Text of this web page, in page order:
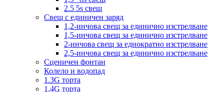
2.5 5s свещ
Свещ с единичен заряд
1,2-инчова свещ за единично изстрелване
1,5-инчова свещ за единично изстрелване
2-инчова свещ за еднократно изстрелване
2,5-инчова свещ за единично изстрелване
Сценичен фонтан
Колело и водопад
1.3G торта
1.4G торта